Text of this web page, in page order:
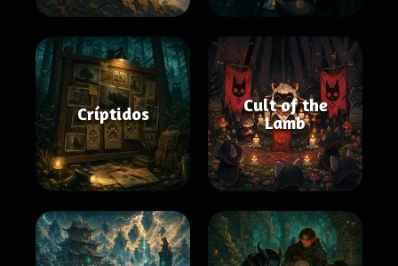
Críptidos
Cult of the
Lamb